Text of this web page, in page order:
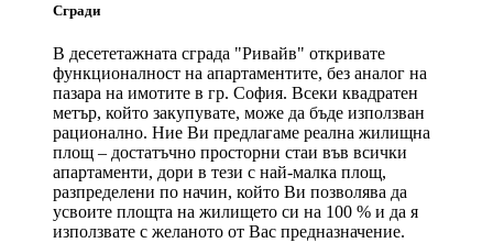
Сгради
В десететажната сграда "Ривайв" откривате
функционалност на апартаментите, без аналог на
пазара на имотите в гр. София. Всеки квадратен
метър, който закупувате, може да бъде използван
рационално. Ние Ви предлагаме реална жилищна
площ – достатъчно просторни стаи във всички
апартаменти, дори в тези с най-малка площ,
разпределени по начин, който Ви позволява да
усвоите площта на жилището си на 100 % и да я
използвате с желаното от Вас предназначение.